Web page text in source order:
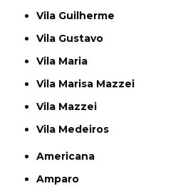
Vila Guilherme
Vila Gustavo
Vila Maria
Vila Marisa Mazzei
Vila Mazzei
Vila Medeiros
Americana
Amparo